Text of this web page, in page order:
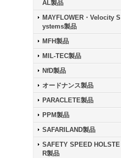
AL製品
MAYFLOWER・Velocity S
ystems製品
MFH製品
MIL-TEC製品
NfD製品
オードナンス製品
PARACLETE製品
PPM製品
SAFARILAND製品
SAFETY SPEED HOLSTE
R製品